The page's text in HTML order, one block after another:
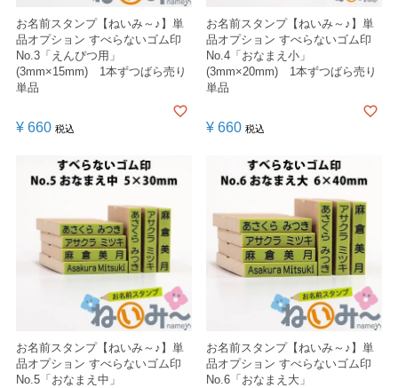
お名前スタンプ【ねいみ～♪】単
品オプション すべらないゴム印
No.3「えんぴつ用」
(3mm×15mm) 1本ずつばら売り
単品
¥ 660 税込
お名前スタンプ【ねいみ～♪】単
品オプション すべらないゴム印
No.4「おなまえ小」
(3mm×20mm) 1本ずつばら売り
単品
¥ 660 税込
お名前スタンプ【ねいみ～♪】単
品オプション すべらないゴム印
No.5「おなまえ中」
お名前スタンプ【ねいみ～♪】単
品オプション すべらないゴム印
No.6「おなまえ大」